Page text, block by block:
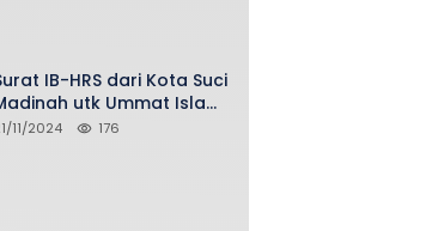
IB-HRS dari Kota Suci
utk Ummat Islam
via Penasihat
11/2024 176